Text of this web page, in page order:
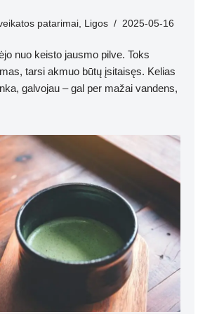
patarimai, Ligos 2025-05-16
nuo keisto jausmo pilve. Toks
tarsi akmuo būtų įsitaisęs. Kelias
galvojau – gal per mažai vandens,